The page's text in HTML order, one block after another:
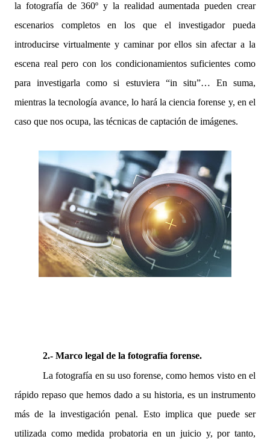
la fotografía de 360º y la realidad aumentada pueden crear
escenarios completos en los que el investigador pueda
introducirse virtualmente y caminar por ellos sin afectar a la
escena real pero con los condicionamientos suficientes como
para investigarla como si estuviera “in situ”… En suma,
mientras la tecnología avance, lo hará la ciencia forense y, en el
caso que nos ocupa, las técnicas de captación de imágenes.
2.- Marco legal de la fotografía forense.
La fotografía en su uso forense, como hemos visto en el
rápido repaso que hemos dado a su historia, es un instrumento
más de la investigación penal. Esto implica que puede ser
utilizada como medida probatoria en un juicio y, por tanto,